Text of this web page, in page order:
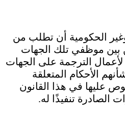
الحكومية أن تطلب من
بين موظفي تلك الجهات
الترجمة على الجهات
الأحكام المتعلقة
عليها في هذا القانون
الصادرة تنفيذًا له.